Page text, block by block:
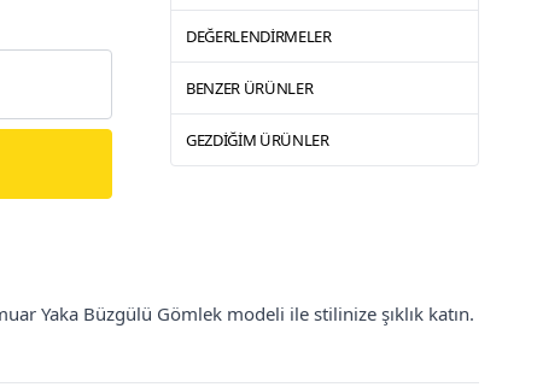
DEĞERLENDIRMELER
BENZER ÜRÜNLER
GEZDIĞIM ÜRÜNLER
Yaka Büzgülü Gömlek modeli ile stilinize şıklık katın.